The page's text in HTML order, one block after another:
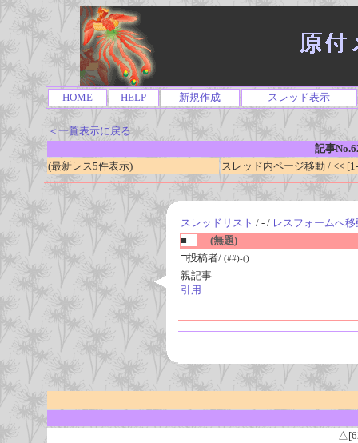
HOME HELP 新規作成 スレッド表示
＜一覧表示に戻る
記事
(最新レス5件表示)
スレッド内ページ移動 / <<
スレッドリスト / - / レスフォームへ移
■
(無題)
□投稿者/ (##)-()
親記事
引用